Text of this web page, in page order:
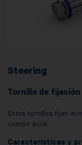
Steering
Tornillo de
Estos tornillos fijan el
cuerpo axial.
Características y